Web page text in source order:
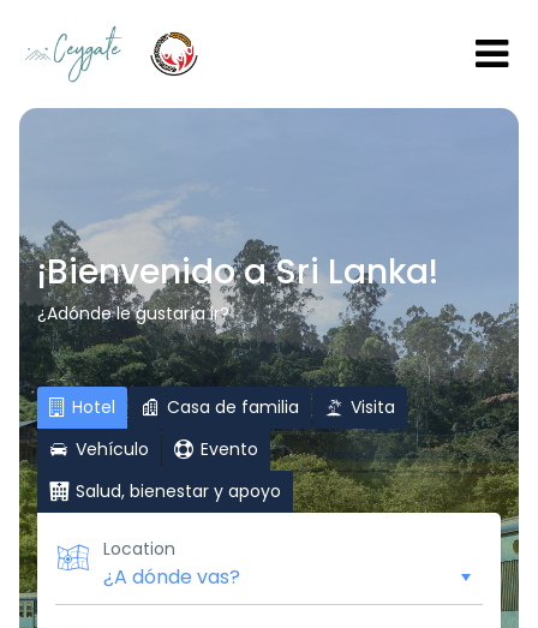
¡Bienvenido a Sri Lanka!
¿Adónde le gustaría ir?
Hotel Casa de familia
Visita
Vehículo
Evento
Salud, bienestar y apoyo
Location